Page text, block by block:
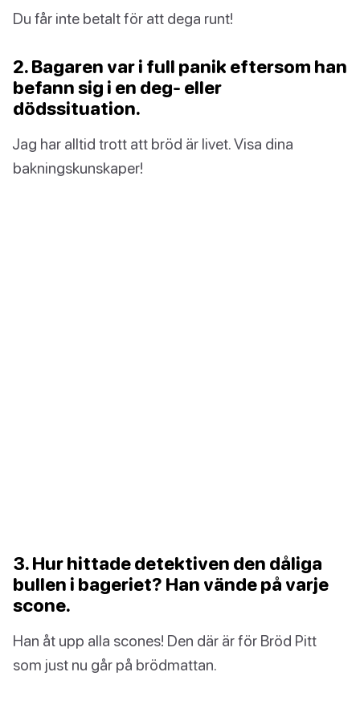
Du får inte betalt för att dega runt!
2. Bagaren var i full panik eftersom han
befann sig i en deg- eller
dödssituation.
Jag har alltid trott att bröd är livet. Visa dina
bakningskunskaper!
3. Hur hittade detektiven den dåliga
bullen i bageriet? Han vände på varje
scone.
Han åt upp alla scones! Den där är för Bröd Pitt
som just nu går på brödmattan.